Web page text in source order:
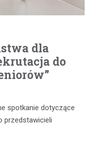
dla
do
spotkanie dotyczące
przedstawicieli